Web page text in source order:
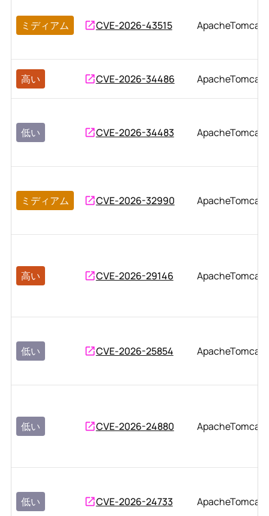
ミディアム CVE-2026-43515 ApacheTomcat
高い CVE-2026-34486 ApacheTomcat
低い CVE-2026-34483 ApacheTomcat
ミディアム CVE-2026-32990 ApacheTomcat
高い CVE-2026-29146 ApacheTomcat
低い CVE-2026-25854 ApacheTomcat
低い CVE-2026-24880 ApacheTomcat
低い CVE-2026-24733 ApacheTomcat